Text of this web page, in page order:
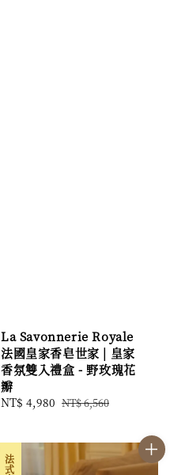
La Savonnerie Royale
法國皇家香皂世家 | 皇家
香氛雙入禮盒 - 野玫瑰花
瓣
Sale
NT$ 4,980 Regular
NT$ 6,560